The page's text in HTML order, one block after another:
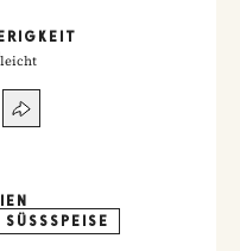
leicht
SÜSSSPEISE